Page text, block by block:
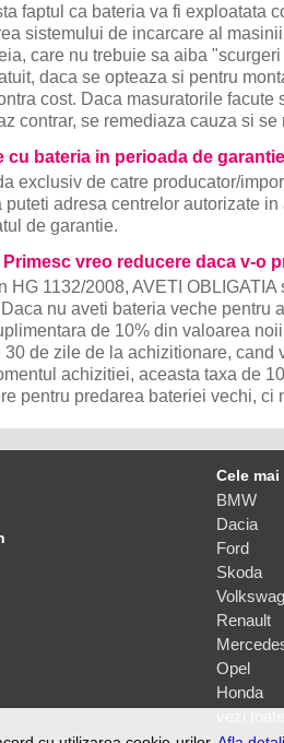
faptul ca bateria va fi exploatata
sistemului de incarcare al
care nu trebuie sa aiba
daca se opteaza si pentru
cost. Daca masuratorile facute
contrar, se remediaza cauza si se
cu bateria in perioada de
exclusiv de catre producator/
adresa centrelor autorizate
de garantie.
vreo reducere daca v-o
HG 1132/2008, AVETI
nu aveti bateria veche pentru
de 10% din valoarea
de zile de la achizitionare, cand
achizitiei, aceasta taxa de
pentru predarea bateriei vechi, ci
Cele
BMW
Dacia
Ford
Skoda
Renault
Opel
Honda